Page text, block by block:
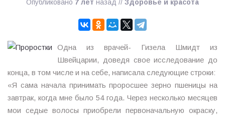
Опубликовано 7 лет назад // Здоровье и красота
Одна из врачей- Гизела Шмидт из
Швейцарии, доведя свое исследование до
конца, в том числе и на себе, написала следующие строки:
«Я сама начала принимать проросшее зерно пшеницы на
завтрак, когда мне было 54 года. Через несколько месяцев
мои седые волосы приобрели первоначальную окраску,